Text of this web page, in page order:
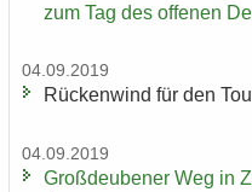
zum Tag des of­fe­nen
04.09.2019
Rü­cken­wind für den
04.09.2019
Groß­deu­be­ner Weg in